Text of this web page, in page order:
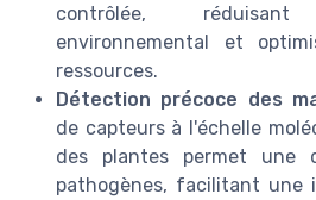
contrôlée,
environnemental et
ressources.
Détection précoce des
de capteurs à l'échelle
des plantes permet une
pathogènes, facilitant une